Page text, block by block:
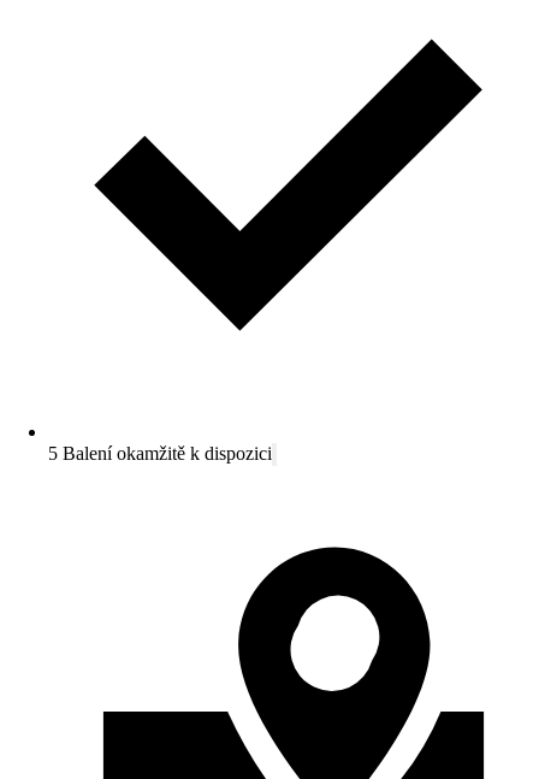
5 Balení okamžitě k dispozici